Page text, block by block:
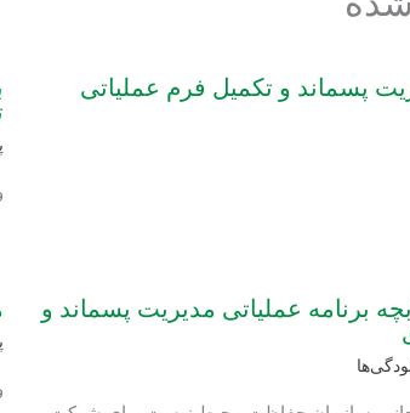
پسماند و تکمیل فرم عملیاتی
برنامه عملیاتی مدیریت پسماند و